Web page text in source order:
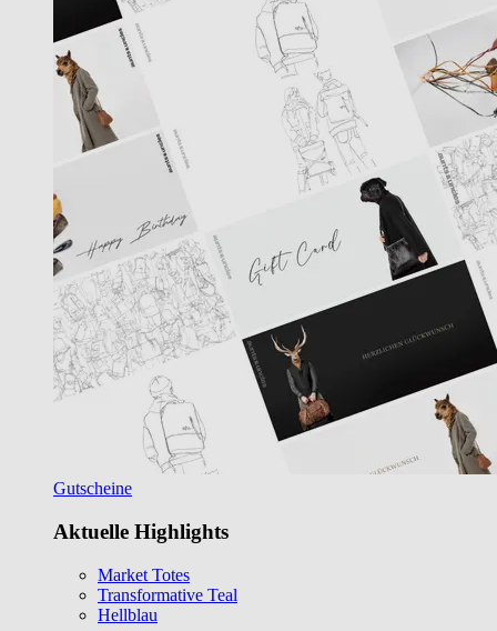
Gutscheine
Aktuelle Highlights
Market Totes
Transformative Teal
Hellblau